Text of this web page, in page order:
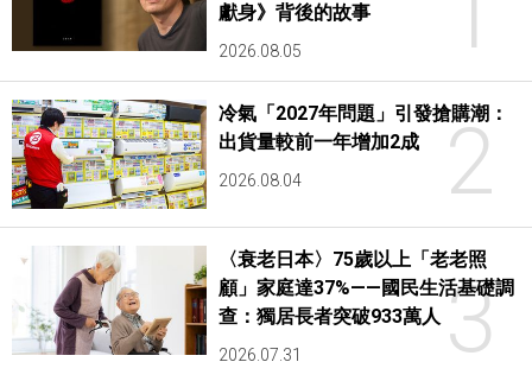
獻身》背後的故事
2026.08.05
2
冷氣「2027年問題」引發搶購潮：
出貨量較前一年增加2成
2026.08.04
3
〈衰老日本〉75歲以上「老老照
顧」家庭達37%——國民生活基礎調
查：獨居長者突破933萬人
2026.07.31